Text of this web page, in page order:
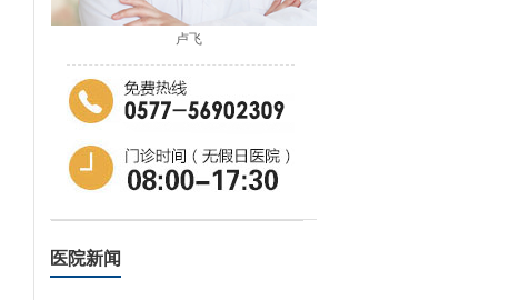
卢飞
医院新闻